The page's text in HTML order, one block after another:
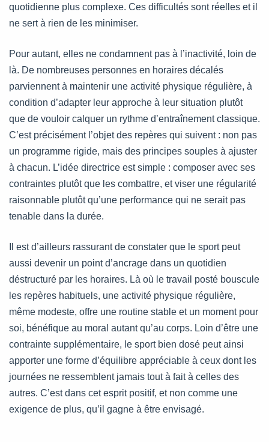
quotidienne plus complexe. Ces difficultés sont réelles et il
ne sert à rien de les minimiser.
Pour autant, elles ne condamnent pas à l’inactivité, loin de
là. De nombreuses personnes en horaires décalés
parviennent à maintenir une activité physique régulière, à
condition d’adapter leur approche à leur situation plutôt
que de vouloir calquer un rythme d’entraînement classique.
C’est précisément l’objet des repères qui suivent : non pas
un programme rigide, mais des principes souples à ajuster
à chacun. L’idée directrice est simple : composer avec ses
contraintes plutôt que les combattre, et viser une régularité
raisonnable plutôt qu’une performance qui ne serait pas
tenable dans la durée.
Il est d’ailleurs rassurant de constater que le sport peut
aussi devenir un point d’ancrage dans un quotidien
déstructuré par les horaires. Là où le travail posté bouscule
les repères habituels, une activité physique régulière,
même modeste, offre une routine stable et un moment pour
soi, bénéfique au moral autant qu’au corps. Loin d’être une
contrainte supplémentaire, le sport bien dosé peut ainsi
apporter une forme d’équilibre appréciable à ceux dont les
journées ne ressemblent jamais tout à fait à celles des
autres. C’est dans cet esprit positif, et non comme une
exigence de plus, qu’il gagne à être envisagé.